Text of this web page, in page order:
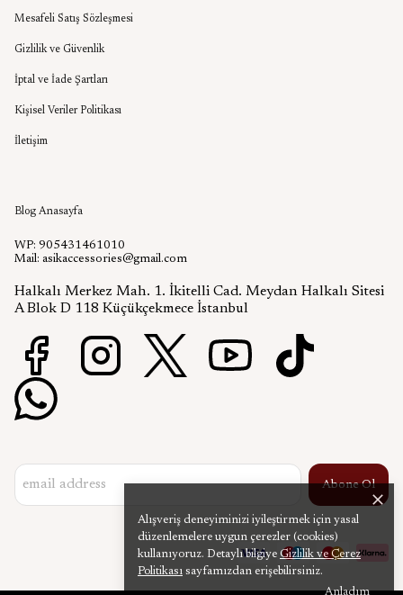
Alışveriş deneyiminizi iyileştirmek için yasal
düzenlemelere uygun çerezler (cookies)
kullanıyoruz. Detaylı bilgiye Gizlilik ve Çerez
Politikası sayfamızdan erişebilirsiniz.
Anladım
Mesafeli Satış Sözleşmesi
Gizlilik ve Güvenlik
İptal ve İade Şartları
Kişisel Veriler Politikası
İletişim
Blog Anasayfa
WP: 905431461010
Mail: asikaccessories@gmail.com
Halkalı Merkez Mah. 1. İkitelli Cad. Meydan Halkalı Sitesi
A Blok D 118 Küçükçekmece İstanbul
Abone Ol